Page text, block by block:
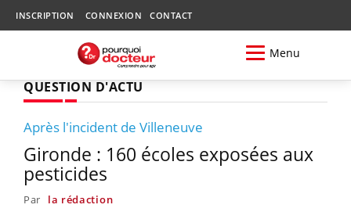
INSCRIPTION CONNEXION CONTACT
Menu
QUESTION D'ACTU
Après l'incident de Villeneuve
Gironde : 160 écoles exposées aux
pesticides
Par la rédaction